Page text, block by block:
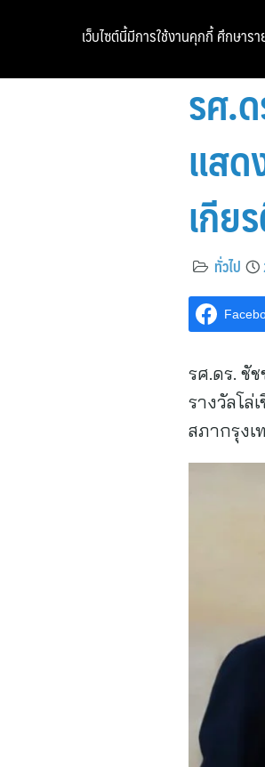
รศ.
แสด
เกีย
ทั่วไป
รศ.ดร. ชั
รางวัลโ
สภากรุง
เว็บไซต์นี้มีการใช้งานคุกกี้ ศึกษารา